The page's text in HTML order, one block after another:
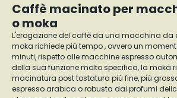
Caffè macinato per
o moka
L'erogazione del caffè da una macchina da
moka richiede più tempo , ovvero un
minuti, rispetto alle macchine espresso
della sua funzione molto specifica, la moka
macinatura post tostatura più fine, più
espresso arabica o robusta dai profumi